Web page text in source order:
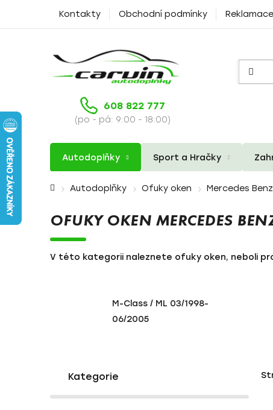
Kontakty Obchodní podmínky Reklamace
608 822 777
(po - pá: 9:00 - 18:00)
Autodoplňky Sport a Hračky
Domů Autodoplňky Ofuky oken Mercedes Benz
OFUKY OKEN MERCEDES
V této kategorii naleznete ofuky oken, neboli
M-Class / ML 03/1998-
06/2005
s
kategorie
t